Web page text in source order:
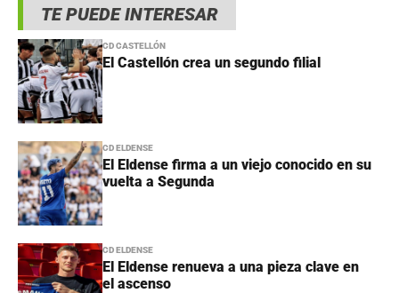
TE PUEDE INTERESAR
CD CASTELLÓN
El Castellón crea un segundo filial
CD ELDENSE
El Eldense firma a un viejo conocido en su
vuelta a Segunda
CD ELDENSE
El Eldense renueva a una pieza clave en
el ascenso